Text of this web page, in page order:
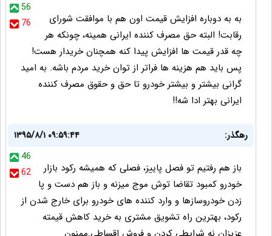
56
76
به به دوباره افزایش قیمت اون هم با موافقت شورای
رقابت! البته حق مصرف کننده ایرانی همینه، چونکه هر
چه قدر قیمت ها افزایش پیدا کنه همچنان خریدار هست!
پس باید هم هزینه ها فراتر از توان خرید مردم باشه. به امید
گرانی بیشتر و بیشتر خودرو تا حق و حقوق مصرف کننده
ایرانی بهتر ادا شه!!
رهگذر:
۱۳۹۵/۸/۱ ۰۹:۵۹:۴۴
46
62
باز هم رفتیم تو فصل پاییز، فصلی که همیشه رکود بازار
خودرو کمبود تقاضا توش موج میزنه و باز هم دست و پا
زدن خودروسازها و وارد کننده های خودرو برای خارج شدن از
رکود، بهترین راه تشویق مشتری به خرید کاهش قیمته